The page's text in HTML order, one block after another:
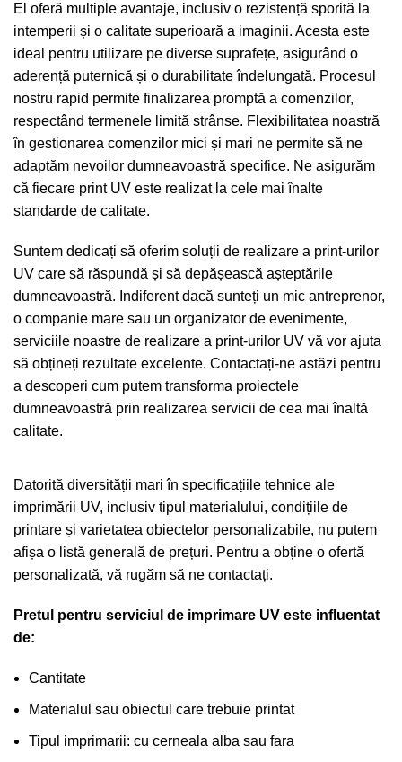
El oferă multiple avantaje, inclusiv o rezistență sporită la
intemperii și o calitate superioară a imaginii. Acesta este
ideal pentru utilizare pe diverse suprafețe, asigurând o
aderență puternică și o durabilitate îndelungată. Procesul
nostru rapid permite finalizarea promptă a comenzilor,
respectând termenele limită strânse. Flexibilitatea noastră
în gestionarea comenzilor mici și mari ne permite să ne
adaptăm nevoilor dumneavoastră specifice. Ne asigurăm
că fiecare print UV este realizat la cele mai înalte
standarde de calitate.
Suntem dedicați să oferim soluții de realizare a print-urilor
UV care să răspundă și să depășească așteptările
dumneavoastră. Indiferent dacă sunteți un mic antreprenor,
o companie mare sau un organizator de evenimente,
serviciile noastre de realizare a print-urilor UV vă vor ajuta
să obțineți rezultate excelente. Contactați-ne astăzi pentru
a descoperi cum putem transforma proiectele
dumneavoastră prin realizarea servicii de cea mai înaltă
calitate.
Datorită diversității mari în specificațiile tehnice ale
imprimării UV, inclusiv tipul materialului, condițiile de
printare și varietatea obiectelor personalizabile, nu putem
afișa o listă generală de prețuri. Pentru a obține o ofertă
personalizată, vă rugăm să ne contactați.
Pretul pentru serviciul de imprimare UV este influentat
de:
Cantitate
Materialul sau obiectul care trebuie printat
Tipul imprimarii: cu cerneala alba sau fara